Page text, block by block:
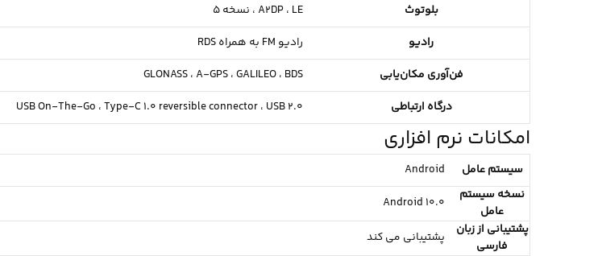
بلوتوث
A2DP ، LE ،
نسخه‌ 5
رادیو
رادیو FM به همراه RDS
فن‌آوری مکان‌یابی
GLONASS ، A-GPS ،GALILEO ، BDS
درگاه ارتباطی
USB On-The-Go ،Type-C 1.0 reversible connector ، USB 2.0
امکانات نرم افزاری
سیستم عامل
Android
نسخه سیستم
عامل
Android 10.0
پشتیبانی از زبان
فارسی
پشتیبانی می کند